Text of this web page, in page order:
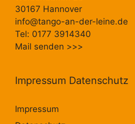
30167 Hannover
info@tango-an-der-leine.de
Tel: 0177 3914340
Mail senden >>>
Impressum Datenschutz
Impressum